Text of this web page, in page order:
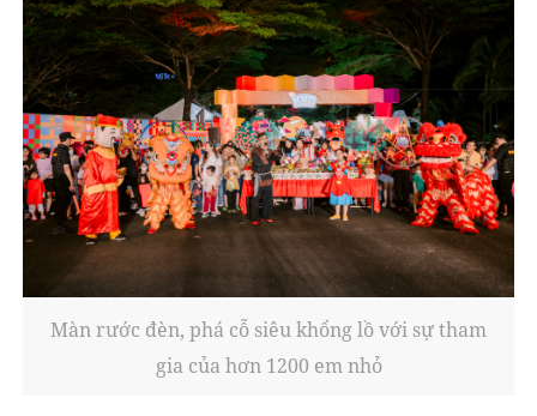
Màn rước đèn, phá cỗ siêu khổng lồ với sự tham
gia của hơn 1200 em nhỏ